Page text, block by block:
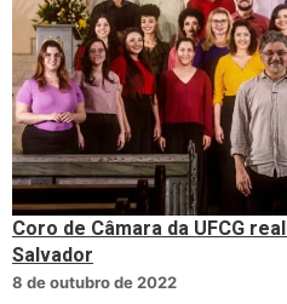
Coro de Câmara da UFCG
Salvador
8 de outubro de 2022